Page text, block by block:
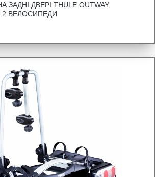
ЗАДНІ ДВЕРІ THULE OUTWAY
2 ВЕЛОСИПЕДИ